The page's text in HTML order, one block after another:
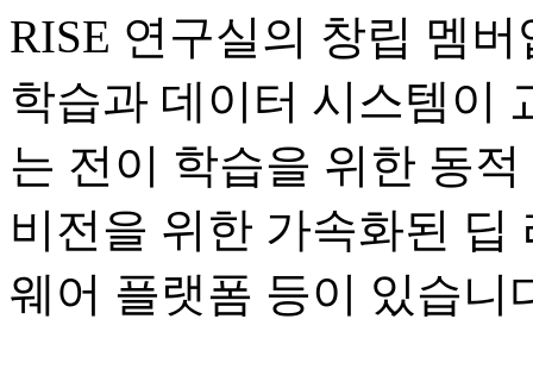
RISE 연구실의 창립 멤
학습과 데이터 시스템이
는 전이 학습을 위한 동
비전을 위한 가속화된 딥
웨어 플랫폼 등이 있습니